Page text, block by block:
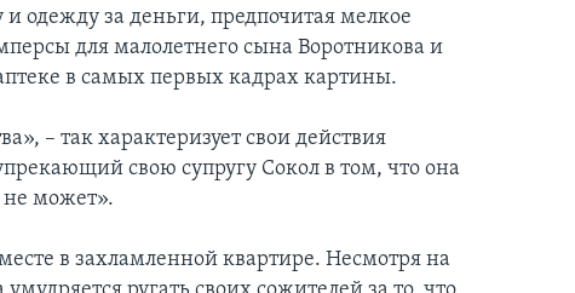
одежду за деньги, предпочитая мелкое
для малолетнего сына Воротникова и
в самых первых кадрах картины.
– так характеризует свои действия
свою супругу Сокол в том, что она
не может».
в захламленной квартире. Несмотря на